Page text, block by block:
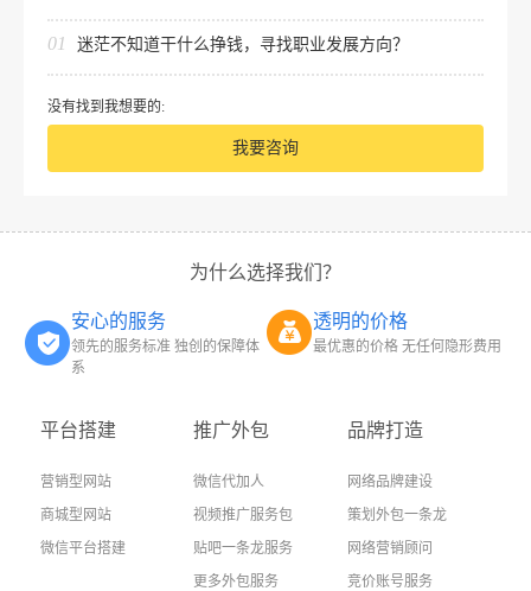
01 迷茫不知道干什么挣钱，寻找职业发展方向？
没有找到我想要的:
我要咨询
为什么选择我们？
安心的服务
领先的服务标准 独创的保障体
系
透明的价格
最优惠的价格 无任何隐形费用
平台搭建
营销型网站
商城型网站
微信平台搭建
推广外包
微信代加人
视频推广服务包
贴吧一条龙服务
更多外包服务
品牌打造
网络品牌建设
策划外包一条龙
网络营销顾问
竞价账号服务